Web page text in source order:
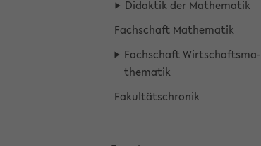
Di­dak­tik der Ma­the­ma­tik
Fach­schaft Ma­the­ma­tik
Fach­schaft Wirt­schafts­ma­
the­ma­tik
Fa­kul­täts­chro­nik